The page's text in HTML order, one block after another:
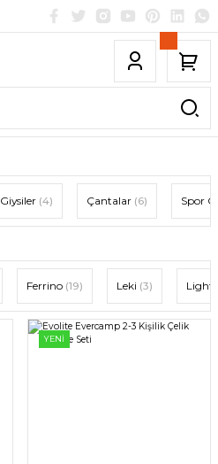
Giysiler (4) Çantalar (6) Spor
Ferrino (19) Leki (3) Light
YENİ